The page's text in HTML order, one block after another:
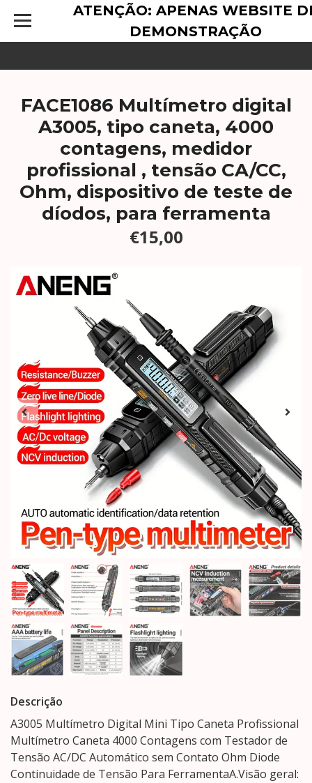
ATENÇÃO: APENAS WEBSITE
DEMONSTRAÇÃO
FACE1086 Multímetro digital
A3005, tipo caneta, 4000
contagens, medidor
profissional , tensão CA/CC,
Ohm, dispositivo de teste de
díodos, para ferramenta
€15,00
Descrição
A3005 Multímetro Digital Mini Tipo Caneta Profissional
Multímetro Caneta 4000 Contagens com Testador de
Tensão AC/DC Automático sem Contato Ohm Diode
Continuidade de Tensão Para FerramentaA.Visão geral: